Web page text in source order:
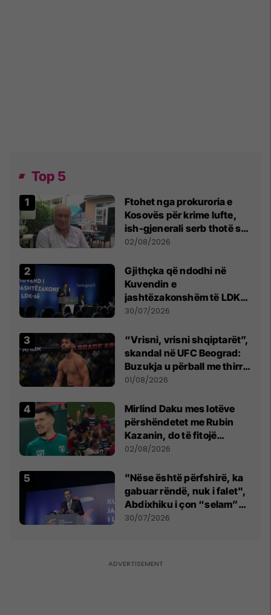
Top 5
Ftohet nga prokuroria e
Kosovës për krime lufte,
ish-gjenerali serb thotë se
dikush e tradhtoi në
02/08/2026
Gjithçka që ndodhi në
Kuvendin e
jashtëzakonshëm të LDK-
së
30/07/2026
“Vrisni, vrisni shqiptarët”,
skandal në UFC Beograd:
Buzukja u përball me thirrje
anti-shqiptare nga
01/08/2026
Mirlind Daku mes lotëve
përshëndetet me Rubin
Kazanin, do të fitojë
miliona te Spartak Moska
02/08/2026
"Nëse është përfshirë, ka
gabuar rëndë, nuk i falet",
Abdixhiku i çon “selam”
Përparim Ramës
30/07/2026